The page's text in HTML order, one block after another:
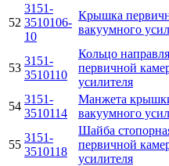
52
3151-
3510106-
10
Крышка
вакуумного
53
3151-
3510110
Кольцо
первичной
усилителя
54
3151-
3510114
Манжета
вакуумного
55
3151-
3510118
Шайба
первичной
усилителя